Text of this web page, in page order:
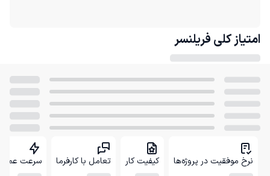
امتیاز کلی فریلنسر
نرخ موفقیت در پروژه‌ها کیفیت کار تعامل با کارفرما سرعت عمل